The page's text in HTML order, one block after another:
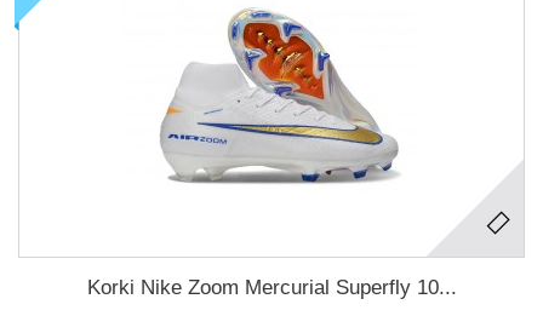
Korki Nike Zoom Mercurial Superfly 10...